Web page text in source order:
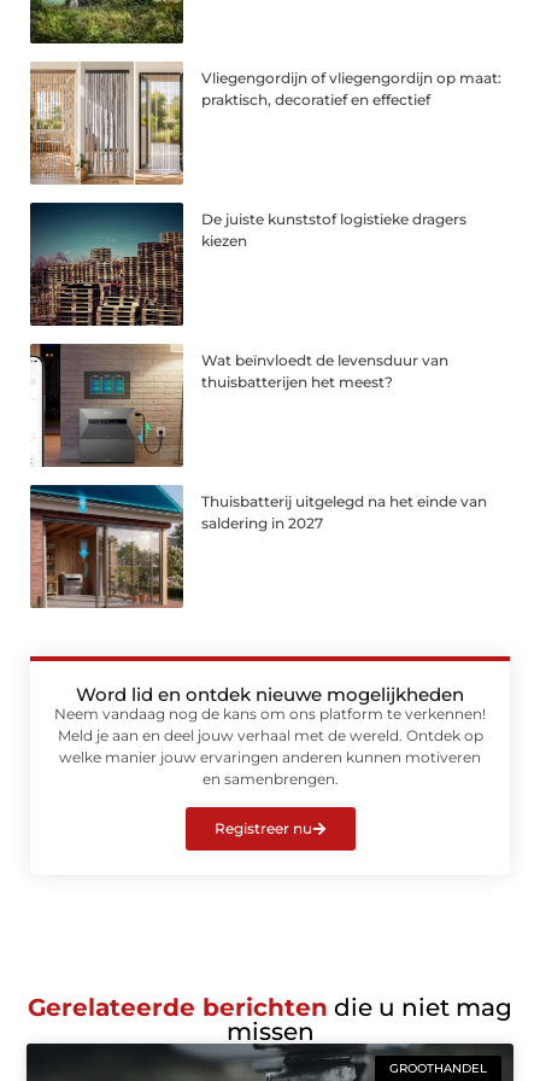
Vliegengordijn of vliegengordijn op maat:
praktisch, decoratief en effectief
De juiste kunststof logistieke dragers
kiezen
Wat beïnvloedt de levensduur van
thuisbatterijen het meest?
Thuisbatterij uitgelegd na het einde van
saldering in 2027
Word lid en ontdek nieuwe mogelijkheden
Neem vandaag nog de kans om ons platform te verkennen!
Meld je aan en deel jouw verhaal met de wereld. Ontdek op
welke manier jouw ervaringen anderen kunnen motiveren
en samenbrengen.
Registreer nu
Gerelateerde berichten die u niet mag
missen
GROOTHANDEL